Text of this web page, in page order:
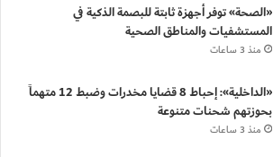
«الصحة» توفر أجهزة ثابتة للبصمة الذكية في
المستشفيات والمناطق الصحية
منذ 3 ساعات
«الداخلية»: إحباط 8 قضايا مخدرات وضبط 12 متهماً
بحوزتهم شحنات متنوعة
منذ 3 ساعات